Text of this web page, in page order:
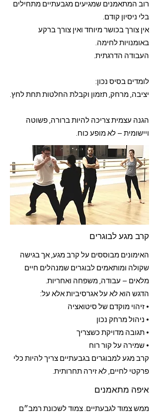
רוב המתאמנים שמגיעים מגבעתיים מתחילים
בלי ניסיון קודם.
אין צורך בכושר מיוחד ואין צורך ברקע
באומנויות לחימה.
העבודה הדרגתית.
לומדים בסיס נכון:
יציבה, מרחק, תזמון וקבלת החלטות תחת לחץ.
הגנה עצמית צריכה להיות ברורה, פשוטה
ויישומית – לא מופע כוח.
קרב מגע לבוגרים
האימונים מבוססים על קרב מגע, אך בגישה
שקולה ומותאמים לבוגרים שמנהלים חיים
מלאים – עבודה, משפחה ואחריות.
הדגש הוא לא על אגרסיביות אלא על:
• זיהוי מוקדם של סיטואציה
• ניהול מרחק נכון
• תגובה מדויקת כשצריך
• שמירה על קור רוח
קרב מגע למבוגרים בגבעתיים צריך להיות כלי
פרקטי לחיים, לא זירה תחרותית.
איפה מתאמנים
ממש צמוד לגבעתיים. צמוד לשכונת רמב״ם